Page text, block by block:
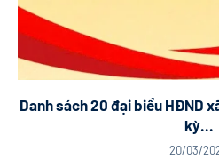
Danh sách 20 đại biểu HĐND
kỳ...
20/03/